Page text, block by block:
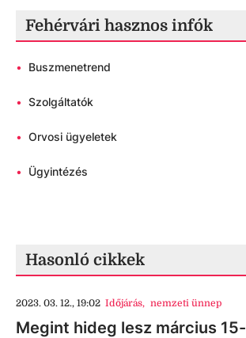
Fehérvári hasznos infók
• Buszmenetrend
• Szolgáltatók
• Orvosi ügyeletek
• Ügyintézés
Hasonló cikkek
2023. 03. 12., 19:02 Időjárás, nemzeti ünnep
Megint hideg lesz március 15-